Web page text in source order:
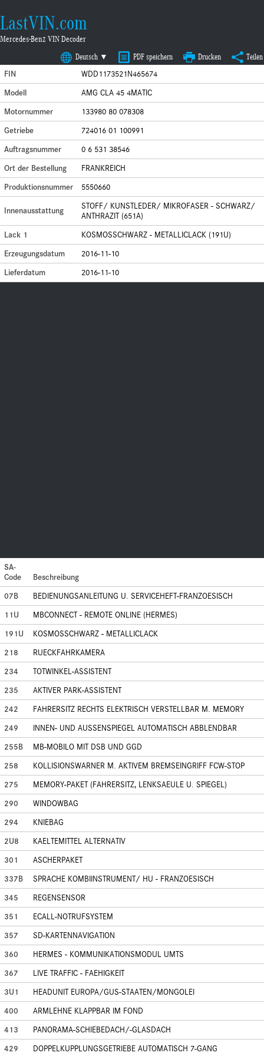
LastVIN.com
Mercedes-Benz VIN Decoder
Deutsch ▼ PDF speichern Drucken Teilen
FIN
WDD1173521N465674
Modell
AMG CLA 45 4MATIC
Motornummer
133980 80 078308
Getriebe
724016 01 100991
Auftragsnummer
0 6 531 38546
Ort der Bestellung
FRANKREICH
Produktionsnummer
5550660
Innenausstattung
STOFF/ KUNSTLEDER/ MIKROFASER - SCHWARZ/
ANTHRAZIT (651A)
Lack 1
KOSMOSSCHWARZ - METALLICLACK (191U)
Erzeugungsdatum
2016-11-10
Lieferdatum
2016-11-10
SA-
Code
Beschreibung
07B
BEDIENUNGSANLEITUNG U. SERVICEHEFT-FRANZOESISCH
11U
MBCONNECT - REMOTE ONLINE (HERMES)
191U
KOSMOSSCHWARZ - METALLICLACK
218
RUECKFAHRKAMERA
234
TOTWINKEL-ASSISTENT
235
AKTIVER PARK-ASSISTENT
242
FAHRERSITZ RECHTS ELEKTRISCH VERSTELLBAR M. MEMORY
249
INNEN- UND AUSSENSPIEGEL AUTOMATISCH ABBLENDBAR
255B
MB-MOBILO MIT DSB UND GGD
258
KOLLISIONSWARNER M. AKTIVEM BREMSEINGRIFF FCW-STOP
275
MEMORY-PAKET (FAHRERSITZ, LENKSAEULE U. SPIEGEL)
290
WINDOWBAG
294
KNIEBAG
2U8
KAELTEMITTEL ALTERNATIV
301
ASCHERPAKET
337B
SPRACHE KOMBIINSTRUMENT/ HU - FRANZOESISCH
345
REGENSENSOR
351
ECALL-NOTRUFSYSTEM
357
SD-KARTENNAVIGATION
360
HERMES - KOMMUNIKATIONSMODUL UMTS
367
LIVE TRAFFIC - FAEHIGKEIT
3U1
HEADUNIT EUROPA/GUS-STAATEN/MONGOLEI
400
ARMLEHNE KLAPPBAR IM FOND
413
PANORAMA-SCHIEBEDACH/-GLASDACH
429
DOPPELKUPPLUNGSGETRIEBE AUTOMATISCH 7-GANG